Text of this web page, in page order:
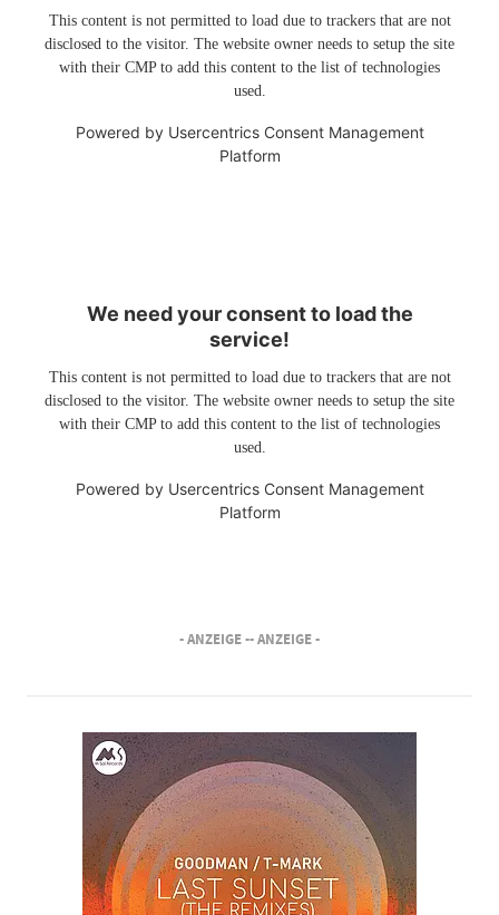
This content is not permitted to load due to trackers that are not
disclosed to the visitor. The website owner needs to setup the site
with their CMP to add this content to the list of technologies
used.
Powered by Usercentrics Consent Management
Platform
We need your consent to load the
service!
This content is not permitted to load due to trackers that are not
disclosed to the visitor. The website owner needs to setup the site
with their CMP to add this content to the list of technologies
used.
Powered by Usercentrics Consent Management
Platform
- ANZEIGE -- ANZEIGE -